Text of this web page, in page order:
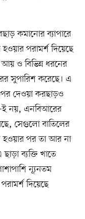
কমানোর ব্যাপারে
পরামর্শ দিয়েছে
আয় ও বিভিন্ন ধরনের
সুপারিশ করেছে। এ
দেওয়া করছাড়ও
নয়, এনবিআরের
সেগুলো বাতিলের
হওয়ার পর তা আর না
ব্যক্তি খাতে
ন্যূনতম
দিয়েছে